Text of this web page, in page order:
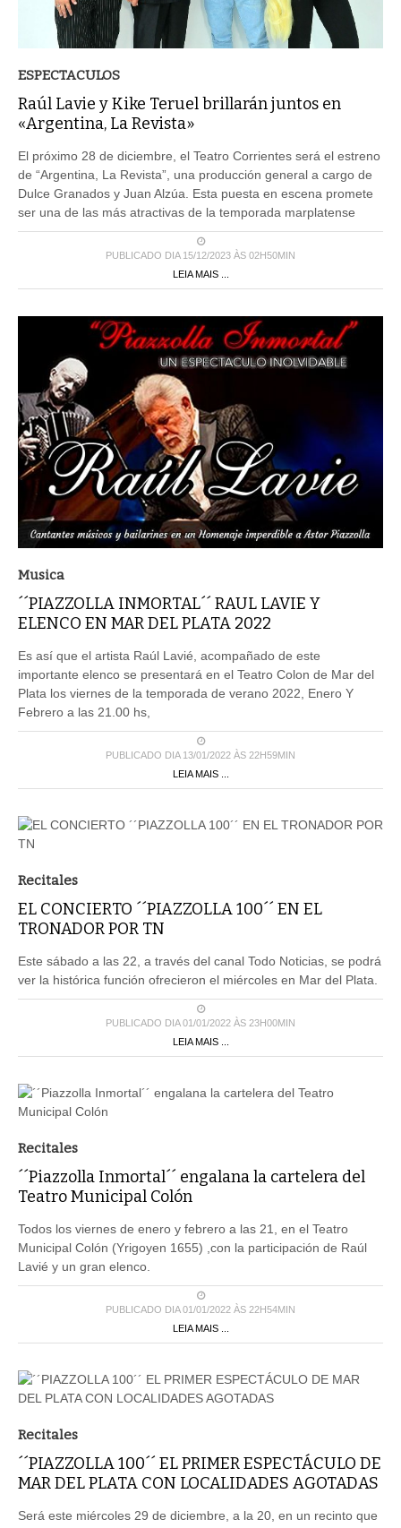
ESPECTACULOS
Raúl Lavie y Kike Teruel brillarán juntos en
«Argentina, La Revista»
El próximo 28 de diciembre, el Teatro Corrientes será el estreno
de “Argentina, La Revista”, una producción general a cargo de
Dulce Granados y Juan Alzúa. Esta puesta en escena promete
ser una de las más atractivas de la temporada marplatense
PUBLICADO DIA 15/12/2023 ÀS 02H50MIN
LEIA MAIS ...
Musica
´´PIAZZOLLA INMORTAL´´ RAUL LAVIE Y
ELENCO EN MAR DEL PLATA 2022
Es así que el artista Raúl Lavié, acompañado de este
importante elenco se presentará en el Teatro Colon de Mar del
Plata los viernes de la temporada de verano 2022, Enero Y
Febrero a las 21.00 hs,
PUBLICADO DIA 13/01/2022 ÀS 22H59MIN
LEIA MAIS ...
Recitales
EL CONCIERTO ´´PIAZZOLLA 100´´ EN EL
TRONADOR POR TN
Este sábado a las 22, a través del canal Todo Noticias, se podrá
ver la histórica función ofrecieron el miércoles en Mar del Plata.
PUBLICADO DIA 01/01/2022 ÀS 23H00MIN
LEIA MAIS ...
Recitales
´´Piazzolla Inmortal´´ engalana la cartelera del
Teatro Municipal Colón
Todos los viernes de enero y febrero a las 21, en el Teatro
Municipal Colón (Yrigoyen 1655) ,con la participación de Raúl
Lavié y un gran elenco.
PUBLICADO DIA 01/01/2022 ÀS 22H54MIN
LEIA MAIS ...
Recitales
´´PIAZZOLLA 100´´ EL PRIMER ESPECTÁCULO DE
MAR DEL PLATA CON LOCALIDADES AGOTADAS
Será este miércoles 29 de diciembre, a la 20, en un recinto que